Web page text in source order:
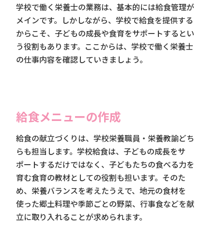
学校で働く栄養士の業務は、基本的には給食管理が
メインです。しかしながら、学校で給食を提供する
からこそ、子どもの成長や食育をサポートするとい
う役割もあります。ここからは、学校で働く栄養士
の仕事内容を確認していきましょう。
給食メニューの作成
給食の献立づくりは、学校栄養職員・栄養教諭どち
らも担当します。学校給食は、子どもの成長をサ
ポートするだけではなく、子どもたちの食べる力を
育む食育の教材としての役割も担います。そのた
め、栄養バランスを考えたうえで、地元の食材を
使った郷土料理や季節ごとの野菜、行事食などを献
立に取り入れることが求められます。